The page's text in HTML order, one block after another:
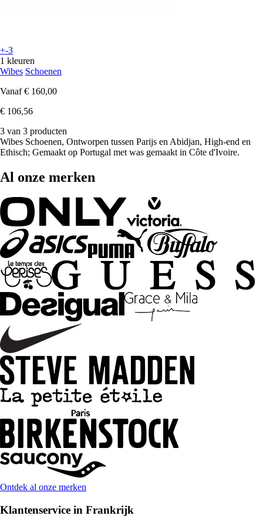
+-3
1 kleuren
Wibes Schoenen
Vanaf € 160,00
€ 106,56
3 van 3 producten
Wibes Schoenen, Ontworpen tussen Parijs en Abidjan, High-end en
Ethisch; Gemaakt op Portugal met was gemaakt in Côte d'Ivoire.
Al onze merken
Ontdek al onze merken
Klantenservice in Frankrijk